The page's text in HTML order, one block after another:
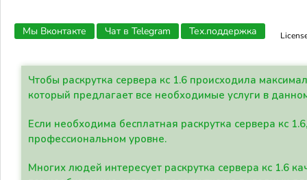
Мы Вконтакте Чат в Telegram Тех.поддержка
Чтобы раскрутка сервера кс 1.6 происходила
который предлагает все необходимые услуги в
Если необходима бесплатная раскрутка сервера кс
профессиональном уровне.
Многих людей интересует раскрутка сервера кс 1.6